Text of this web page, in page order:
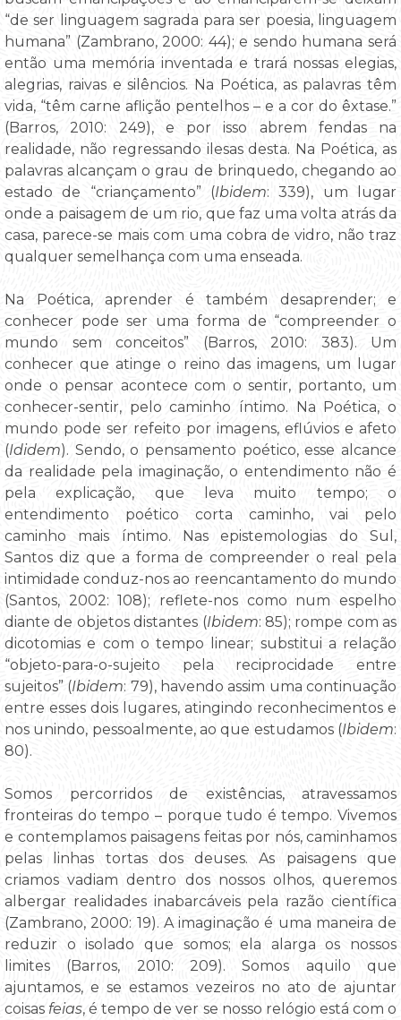
“de ser linguagem sagrada para ser poesia, linguagem
humana” (Zambrano, 2000: 44); e sendo humana será
então uma memória inventada e trará nossas elegias,
alegrias, raivas e silêncios. Na Poética, as palavras têm
vida, “têm carne aflição pentelhos – e a cor do êxtase.”
(Barros, 2010: 249), e por isso abrem fendas na
realidade, não regressando ilesas desta. Na Poética, as
palavras alcançam o grau de brinquedo, chegando ao
estado de “criançamento” (Ibidem: 339), um lugar
onde a paisagem de um rio, que faz uma volta atrás da
casa, parece-se mais com uma cobra de vidro, não traz
qualquer semelhança com uma enseada.
Na Poética, aprender é também desaprender; e
conhecer pode ser uma forma de “compreender o
mundo sem conceitos” (Barros, 2010: 383). Um
conhecer que atinge o reino das imagens, um lugar
onde o pensar acontece com o sentir, portanto, um
conhecer-sentir, pelo caminho íntimo. Na Poética, o
mundo pode ser refeito por imagens, eflúvios e afeto
(Ididem). Sendo, o pensamento poético, esse alcance
da realidade pela imaginação, o entendimento não é
pela explicação, que leva muito tempo; o
entendimento poético corta caminho, vai pelo
caminho mais íntimo. Nas epistemologias do Sul,
Santos diz que a forma de compreender o real pela
intimidade conduz-nos ao reencantamento do mundo
(Santos, 2002: 108); reflete-nos como num espelho
diante de objetos distantes (Ibidem: 85); rompe com as
dicotomias e com o tempo linear; substitui a relação
“objeto-para-o-sujeito pela reciprocidade entre
sujeitos” (Ibidem: 79), havendo assim uma continuação
entre esses dois lugares, atingindo reconhecimentos e
nos unindo, pessoalmente, ao que estudamos (Ibidem:
80).
Somos percorridos de existências, atravessamos
fronteiras do tempo – porque tudo é tempo. Vivemos
e contemplamos paisagens feitas por nós, caminhamos
pelas linhas tortas dos deuses. As paisagens que
criamos vadiam dentro dos nossos olhos, queremos
albergar realidades inabarcáveis pela razão científica
(Zambrano, 2000: 19). A imaginação é uma maneira de
reduzir o isolado que somos; ela alarga os nossos
limites (Barros, 2010: 209). Somos aquilo que
ajuntamos, e se estamos vezeiros no ato de ajuntar
coisas feias, é tempo de ver se nosso relógio está com o